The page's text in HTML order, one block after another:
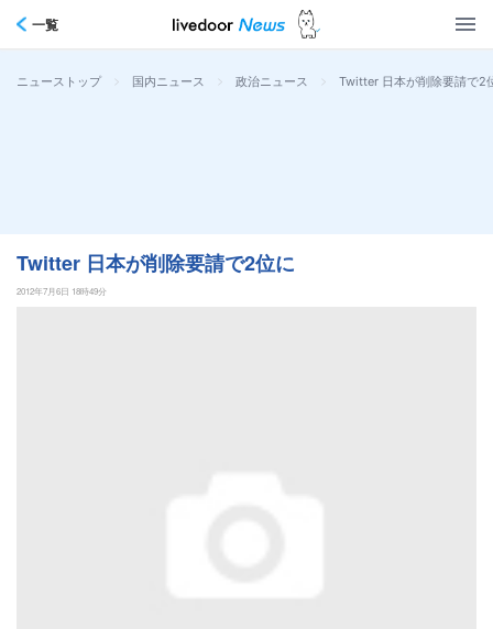
一覧
ニューストップ > 国内ニュース > 政治ニュース > Twitter 日本が削除要請で2
Twitter 日本が削除要請で2位に
2012年7月6日 18時49分